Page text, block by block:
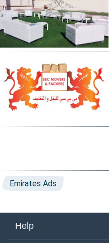
Emirates Ads
Help